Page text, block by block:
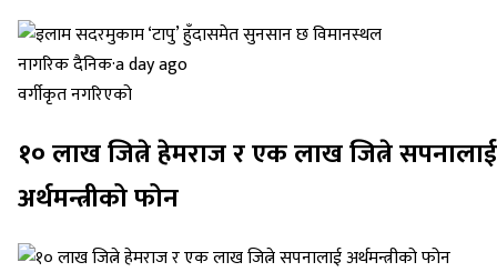
नागरिक दैनिक·a day ago
वर्गीकृत नगरिएको
१० लाख जित्ने हेमराज र एक लाख जित्ने सपनालाई
अर्थमन्त्रीको फोन